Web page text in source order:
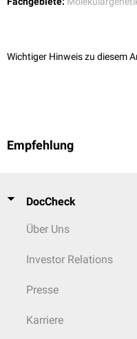
Annomalitäten lassen sich
Das Erbgut der Fische
nach
Wichtiger Hinweis zu diesem
Empfehlung
DocCheck
Über Uns
Investor Relations
Presse
Karriere